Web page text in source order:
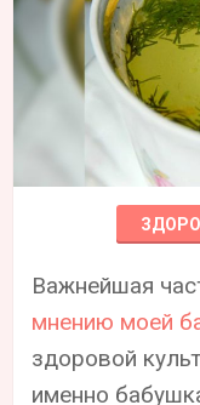
Важнейшая
мнению моей
здоровой
именно